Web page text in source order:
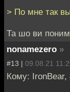
> По мне так
Та шо ви
nonamezero »
#13 | 09.08.21
Кому: IronBear,